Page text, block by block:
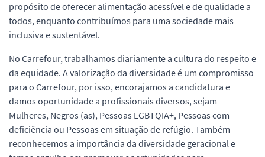
propósito de oferecer alimentação acessível e de qualidade a
todos, enquanto contribuímos para uma sociedade mais
inclusiva e sustentável.
No Carrefour, trabalhamos diariamente a cultura do respeito e
da equidade. A valorização da diversidade é um compromisso
para o Carrefour, por isso, encorajamos a candidatura e
damos oportunidade a profissionais diversos, sejam
Mulheres, Negros (as), Pessoas LGBTQIA+, Pessoas com
deficiência ou Pessoas em situação de refúgio. Também
reconhecemos a importância da diversidade geracional e